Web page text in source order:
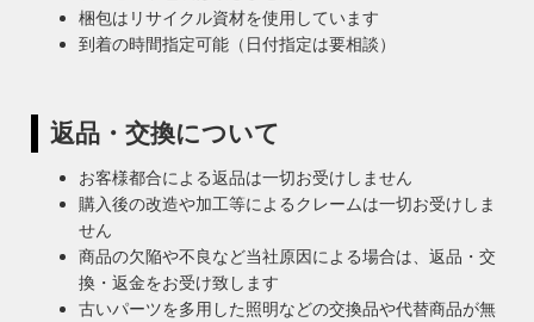
梱包はリサイクル資材を使用しています
到着の時間指定可能（日付指定は要相談）
返品・交換について
お客様都合による返品は一切お受けしません
購入後の改造や加工等によるクレームは一切お受けしま
せん
商品の欠陥や不良など当社原因による場合は、返品・交
換・返金をお受け致します
古いパーツを多用した照明などの交換品や代替商品が無